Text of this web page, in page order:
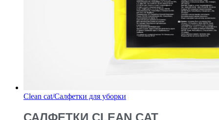
Clean cat/Салфетки для уборки